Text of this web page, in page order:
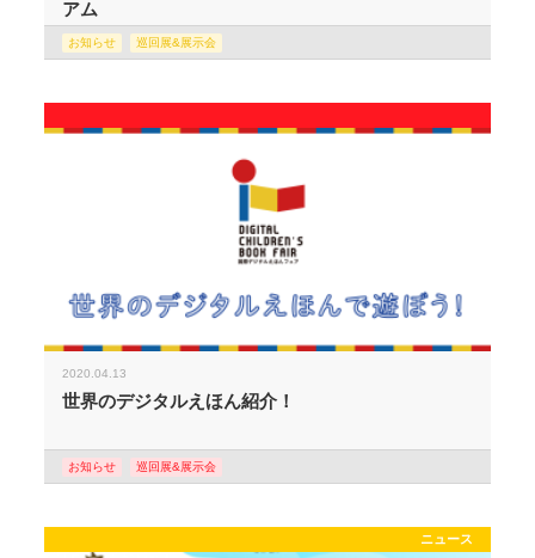
アム
お知らせ 巡回展&展示会
2020.04.13
世界のデジタルえほん紹介！
お知らせ 巡回展&展示会
ニュース